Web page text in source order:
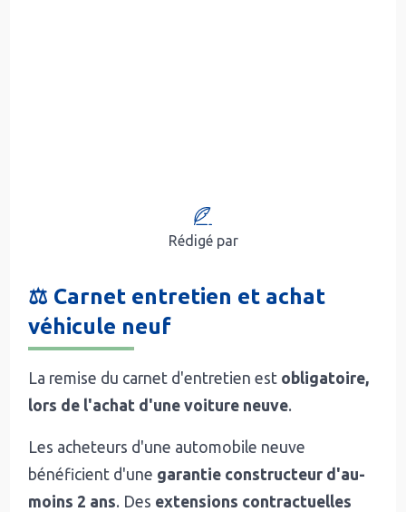
Rédigé par
⚖️ Carnet entretien et achat
véhicule neuf
La remise du carnet d'entretien est obligatoire,
lors de l'achat d'une voiture neuve.
Les acheteurs d'une automobile neuve
bénéficient d'une garantie constructeur d'au-
moins 2 ans. Des extensions contractuelles